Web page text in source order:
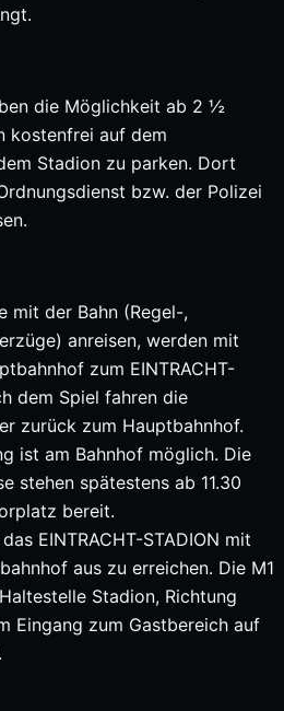
die Möglichkeit ab 2 ½
kostenfrei auf dem
Stadion zu parken. Dort
bzw. der Polizei
mit der Bahn (Regel-,
anreisen, werden mit
zum EINTRACHT-
dem Spiel fahren die
zurück zum Hauptbahnhof.
ist am Bahnhof möglich. Die
stehen spätestens ab 11.30
bereit.
EINTRACHT-STADION mit
aus zu erreichen. Die M1
Stadion, Richtung
Eingang zum Gastbereich auf